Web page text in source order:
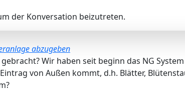
der Konversation beizutreten.
abzugeben
Wir haben seit beginn das NG
von Außen kommt, d.h. Blätter,